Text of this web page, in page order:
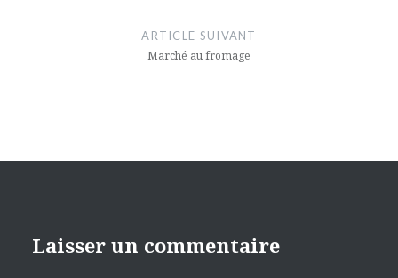
ARTICLE SUIVANT
Marché au fromage
Laisser un commentaire